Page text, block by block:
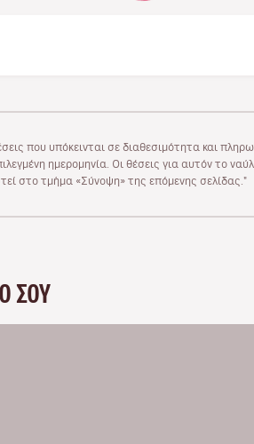
που υπόκεινται σε διαθεσιμότητα και
ημερομηνία. Οι θέσεις για αυτόν το
στο τμήμα «Σύνοψη» της επόμενης σελίδας."
ΣΟΥ